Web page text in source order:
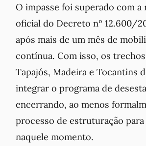
O impasse foi superado com a
oficial do Decreto nº 12.600/
após mais de um mês de
contínua. Com isso, os
Tapajós, Madeira e Tocantins
integrar o programa de
encerrando, ao menos
processo de estruturação para
naquele momento.